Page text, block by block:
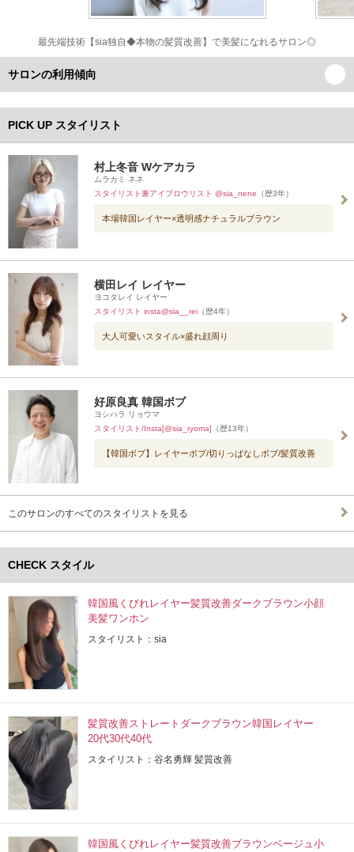
最先端技術【sia独自◆本物の髪質改善】で美髪になれるサロン◎
サロンの利用傾向
PICK UP スタイリスト
村上冬音 Wケアカラ
ムラカミ ネネ
スタイリスト兼アイブロウリスト @sia_nene （歴3年）
本場韓国レイヤー×透明感ナチュラルブラウン
横田レイ レイヤー
ヨコタレイ レイヤー
スタイリスト insta@sia__rei （歴4年）
大人可愛いスタイル×盛れ顔周り
好原良真 韓国ボブ
ヨシハラ リョウマ
スタイリスト/Insta[@sia_ryoma] （歴13年）
【韓国ボブ】レイヤーボブ/切りっぱなしボブ/髪質改善
このサロンのすべてのスタイリストを見る
CHECK スタイル
韓国風くびれレイヤー髪質改善ダークブラウン小顔
美髪ワンホン
スタイリスト：sia
髪質改善ストレートダークブラウン韓国レイヤー
20代30代40代
スタイリスト：谷名勇輝 髪質改善
韓国風くびれレイヤー髪質改善ブラウンベージュ小